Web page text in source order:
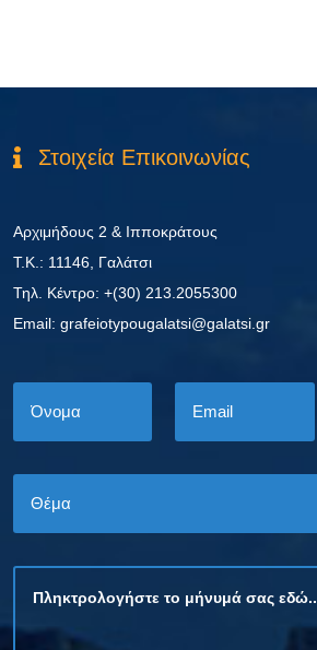
Στοιχεία Επικοινωνίας
Αρχιμήδους 2 & Ιπποκράτους
Τ.Κ.: 11146, Γαλάτσι
Τηλ. Κέντρο: +(30) 213.2055300
Εmail: grafeiotypougalatsi@galatsi.gr